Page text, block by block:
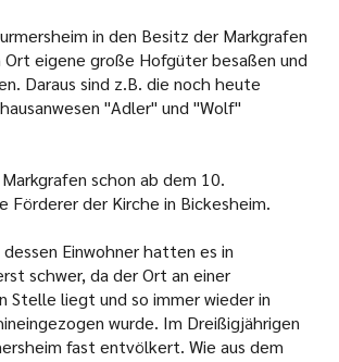
in den Besitz der Markgrafen
Ort eigene große Hofgüter besaßen und
Daraus sind z.B. die noch heute
"Adler" und "Wolf"
schon ab dem 10.
Förderer der Kirche in Bickesheim.
Einwohner hatten es in
schwer, da der Ort an einer
Stelle liegt und so immer wieder in
wurde. Im Dreißigjährigen
fast entvölkert. Wie aus dem